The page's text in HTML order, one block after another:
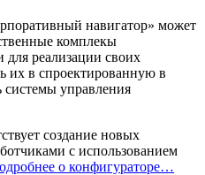
навигатор» может
комплекы
для реализации своих
их в спроектированную в
системы управления
создание новых
с использованием
о конфигураторе…